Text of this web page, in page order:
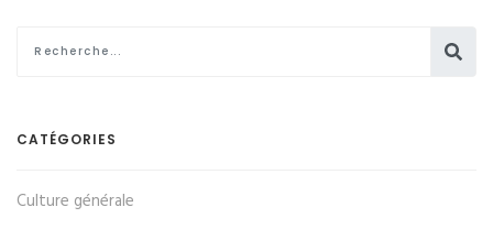
CATÉGORIES
Culture générale